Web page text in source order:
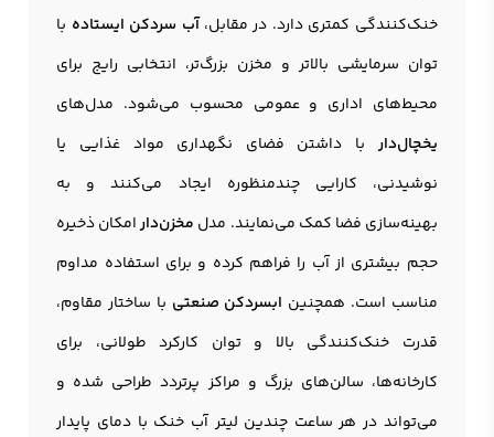
خنک‌کنندگی کمتری دارد. در مقابل،آب سردکن ایستاده با
توان سرمایشی بالاتر و مخزن بزرگ‌تر، انتخابی رایج برای
محیط‌های اداری و عمومی محسوب می‌شود. مدل‌های
یخچال‌دار با داشتن فضای نگهداری مواد غذایی یا
نوشیدنی، کارایی چندمنظوره ایجاد می‌کنند و به
بهینه‌سازی فضا کمک می‌نمایند. مدل مخزن‌دارامکان ذخیره
حجم بیشتری از آب را فراهم کرده و برای استفاده مداوم
مناسب است. همچنین ابسردکن صنعتی با ساختار مقاوم،
قدرت خنک‌کنندگی بالا و توان کارکرد طولانی، برای
کارخانه‌ها، سالن‌های بزرگ و مراکز پرتردد طراحی شده و
می‌تواند در هر ساعت چندین لیتر آب خنک با دمای پایدار